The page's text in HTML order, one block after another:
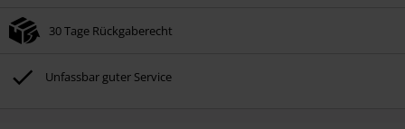
30 Tage Rückgaberecht
Unfassbar guter Service